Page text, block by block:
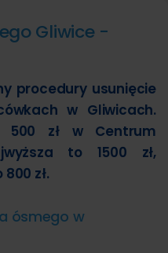
Gliwice -
procedury usunięcie
w Gliwicach.
500 zł w Centrum
to 1500 zł,
zł.
ósmego w